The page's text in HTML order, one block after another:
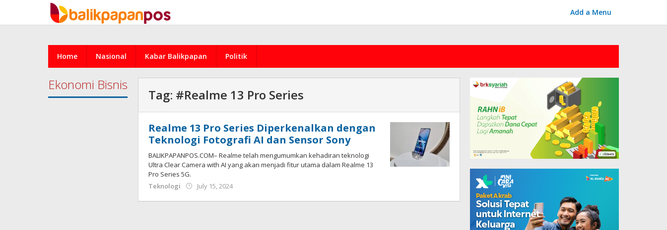
content
Add a Menu
Home Nasional Kabar Balikpapan Politik
Ekonomi Bisnis
Tag: #Realme 13 Pro Series
Realme 13 Pro Series Diperkenalkan dengan
Teknologi Fotografi AI dan Sensor Sony
BALIKPAPANPOS.COM– Realme telah mengumumkan kehadiran teknologi
Ultra Clear Camera with AI yang akan menjadi fitur utama dalam Realme 13
Pro Series 5G.
Teknologi
July 15, 2024by